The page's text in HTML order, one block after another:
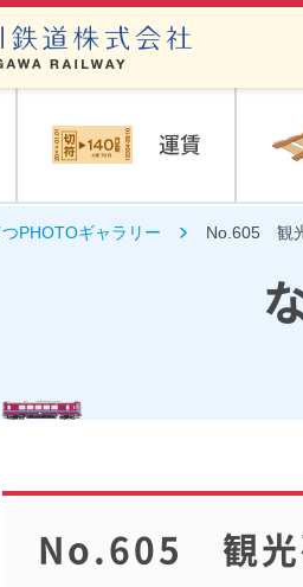
運賃
PHOTOギャラリー No.605 観
No.605 観光